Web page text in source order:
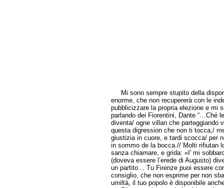
Mi sono sempre stupito della
enorme, che non recupererà con le
pubblicizzare la propria elezione e mi
parlando dei Fiorentini, Dante “…Ché
diventa/ ogne villan che parteggiando
questa digression che non ti tocca,/
giustizia in cuore, e tardi scocca/ per
in sommo de la bocca.// Molti rifiutan
sanza chiamare, e grida: «I' mi
(doveva essere l’erede di Augusto)
un partito… Tu Firenze puoi essere
consiglio, che non esprime per non
umiltà, il tuo popolo è disponibile